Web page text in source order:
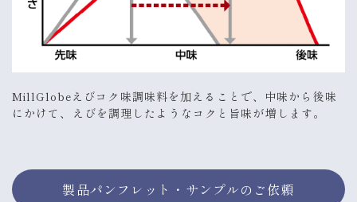
MillGlobeえびコク味調味料を加えることで、中味から後味
にかけて、えびを調理したようなコクと旨味が増します。
製品パンフレット・サンプルのご依頼